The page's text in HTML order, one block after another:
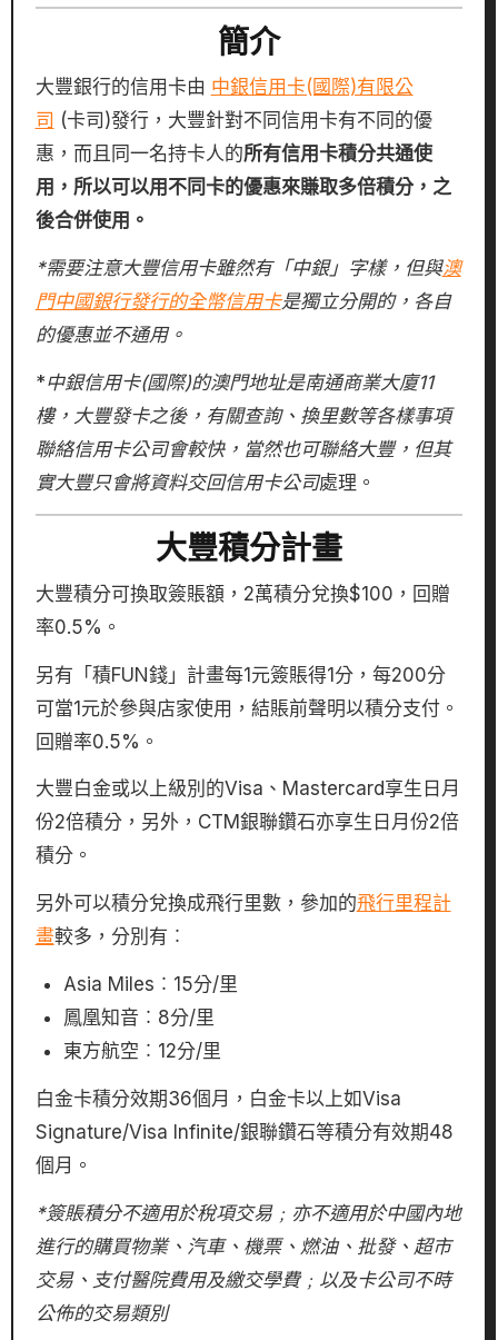
簡介
大豐銀行的信用卡由 中銀信用卡(國際)有限公
司 (卡司)發行，大豐針對不同信用卡有不同的優
惠，而且同一名持卡人的所有信用卡積分共通使
用， 所以可以用不同卡的優惠來賺取多倍積分，之
後合併使用。
*需要注意大豐信用卡雖然有「中銀」字樣，但與澳
門中國銀行發行的全幣信用卡是獨立分開的，各自
的優惠並不通用。
*中銀信用卡(國際)的澳門地址是南通商業大廈11
樓，大豐發卡之後，有關查詢、換里數等各樣事項
聯絡信用卡公司會較快，當然也可聯絡大豐，但其
實大豐只會將資料交回信用卡公司處理。
大豐積分計畫
大豐積分可換取簽賬額，2萬積分兌換$100，回贈
率0.5%。
另有「積FUN錢」計畫每1元簽賬得1分，每200分
可當1元於參與店家使用，結賬前聲明以積分支付。
回贈率0.5%。
大豐白金或以上級別的Visa、Mastercard享生日月
份2倍積分，另外，CTM銀聯鑽石亦享生日月份2倍
積分。
另外可以積分兌換成飛行里數，參加的飛行里程計
畫較多，分別有︰
Asia Miles︰15分/里
鳳凰知音︰8分/里
東方航空︰12分/里
白金卡積分效期36個月，白金卡以上如Visa
Signature/Visa Infinite/銀聯鑽石等積分有效期48
個月。
*簽賬積分不適用於稅項交易﹔亦不適用於中國內地
進行的購買物業、汽車、機票、燃油、批發、超市
交易、支付醫院費用及繳交學費﹔以及卡公司不時
公佈的交易類別